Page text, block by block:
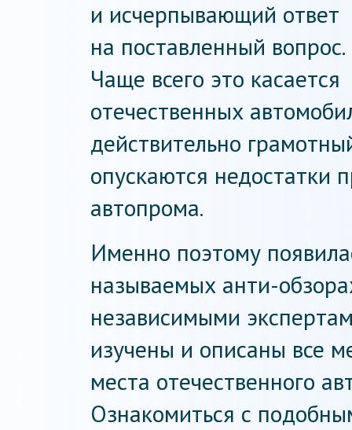
и исчерпывающий ответ
на поставленный вопрос.
Чаще всего это касается
отечественных
действительно
опускаются недостатки
автопрома.
Именно поэтому
называемых анти-
независимыми
изучены и описаны все
места отечественного
Ознакомиться с